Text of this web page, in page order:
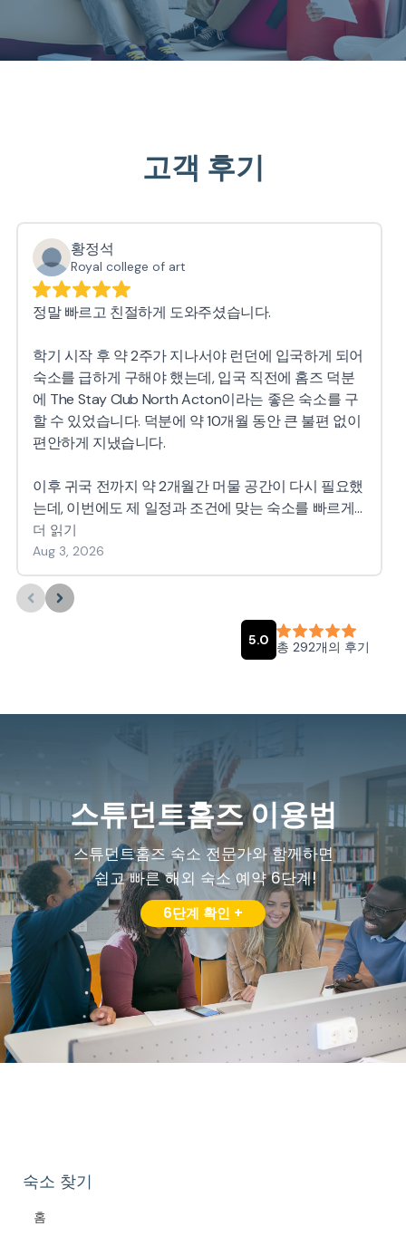
고객 후기
스튜던트홈즈 이용법
스튜던트홈즈 숙소 전문가와 함께하면
쉽고 빠른 해외 숙소 예약 6단계!
6단계 확인 +
숙소 찾기
홈